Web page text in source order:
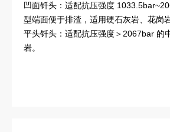
凹面钎头：适配抗压强度
型端面便于排渣，适用硬石灰岩、花岗
平头钎头：适配抗压强度＞2067bar 的
岩。